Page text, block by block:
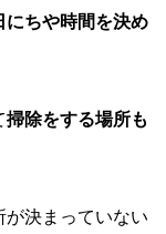
にちや時間を決め
掃除をする場所も
決まっていない